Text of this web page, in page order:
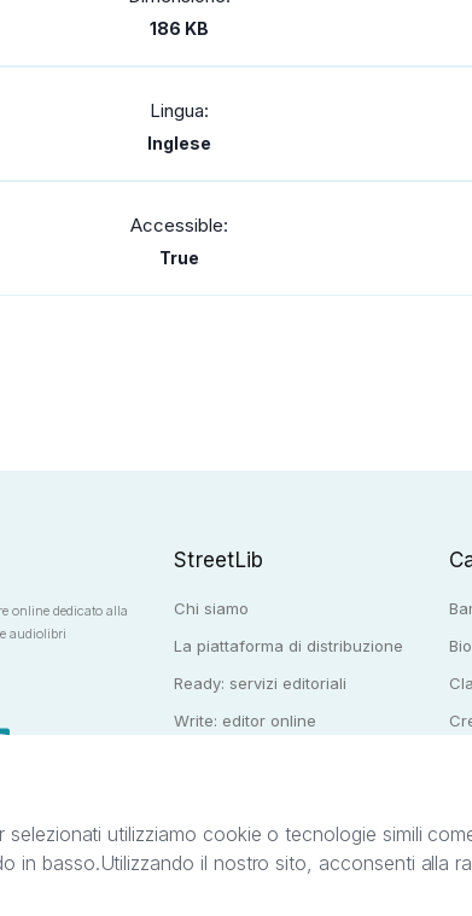
186 KB
Lingua:
Inglese
Accessible:
True
online dedicato alla
audiolibri
StreetLib
Chi siamo
La piattaforma di distribuzione
Ready: servizi editoriali
Write: editor online
sito web è di proprietà di StreetLib S.r.l. C.F. e P.IVA
selezionati utilizziamo cookie o tecnologie simili
in basso.Utilizzando il nostro sito, acconsenti alla